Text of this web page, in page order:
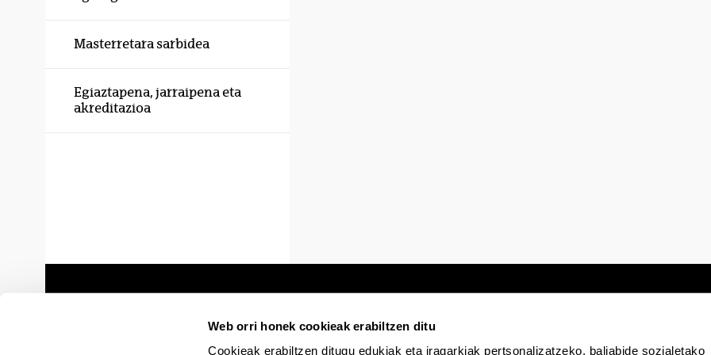
Web orri honek cookieak erabiltzen ditu
Cookieak erabiltzen ditugu edukiak eta iragarkiak pertsonalizatzeko, baliabide sozialetako
Masterretara sarbidea
Egiaztapena, jarraipena eta
akreditazioa